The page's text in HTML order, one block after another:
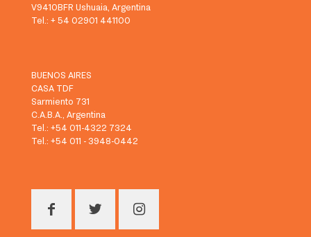
V9410BFR Ushuaia, Argentina
Tel.: + 54 02901 441100
BUENOS AIRES
CASA TDF
Sarmiento 731
C.A.B.A., Argentina
Tel.: +54 011-4322 7324
Tel.: +54 011 - 3948-0442